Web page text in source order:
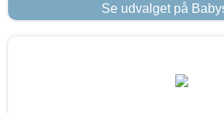
Se udvalget på